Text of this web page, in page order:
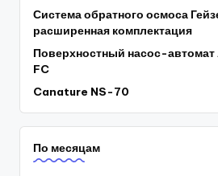
Система обратного осмоса
расширенная комплектация
Поверхностный насос-
FC
Canature NS-70
По месяцам